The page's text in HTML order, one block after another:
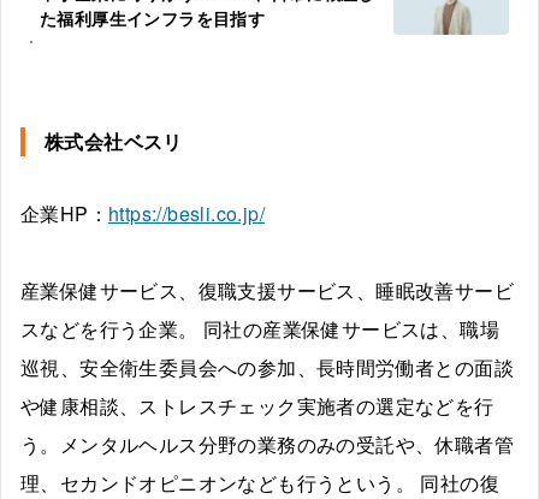
た福利厚生インフラを目指す
株式会社ベスリ
企業HP： https://besli.co.jp/
産業保健サービス、復職支援サービス、睡眠改善サービ
スなどを行う企業。 同社の産業保健サービスは、職場
巡視、安全衛生委員会への参加、長時間労働者との面談
や健康相談、ストレスチェック実施者の選定などを行
う。メンタルヘルス分野の業務のみの受託や、休職者管
理、セカンドオピニオンなども行うという。 同社の復